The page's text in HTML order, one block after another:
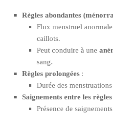
Règles abondantes
Flux menstruel
caillots.
Peut conduire à une
sang.
Règles prolongées :
Durée des
Saignements entre les
Présence de